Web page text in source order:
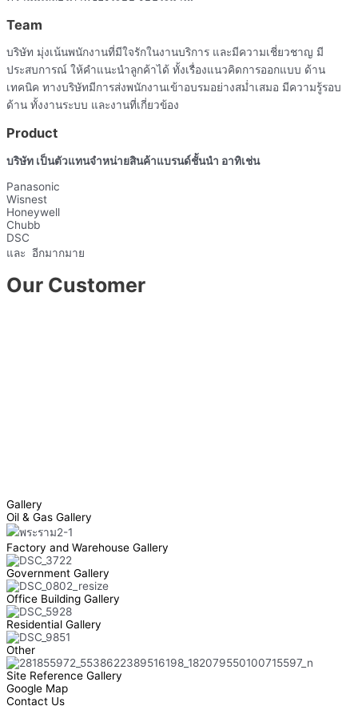
Team
บริษัท มุ่งเน้นพนักงานที่มีใจรักในงานบริการ และมีความเชี่ยวชาญ มี
ประสบการณ์ ให้คำแนะนำลูกค้าได้ ทั้งเรื่องแนวคิดการออกแบบ ด้าน
เทคนิค ทางบริษัทมีการส่งพนักงานเข้าอบรมอย่างสม่ำเสมอ มีความรู้รอบ
ด้าน ทั้งงานระบบ และงานที่เกี่ยวข้อง
Product
บริษัท เป็นตัวแทนจำหน่ายสินค้าแบรนด์ชั้นนำ อาทิเช่น
Panasonic
Wisnest
Honeywell
Chubb
DSC
และ อีกมากมาย
Our Customer
Gallery
Oil & Gas Gallery
Factory and Warehouse Gallery
Government Gallery
Office Building Gallery
Residential Gallery
Other
Site Reference Gallery
Google Map
Contact Us